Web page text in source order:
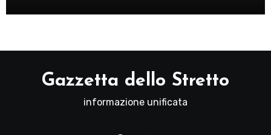
Gazzetta dello Stretto
informazione unificata